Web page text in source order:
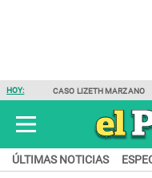
HOY: CASO LIZETH MARZANO
ÚLTIMAS NOTICIAS